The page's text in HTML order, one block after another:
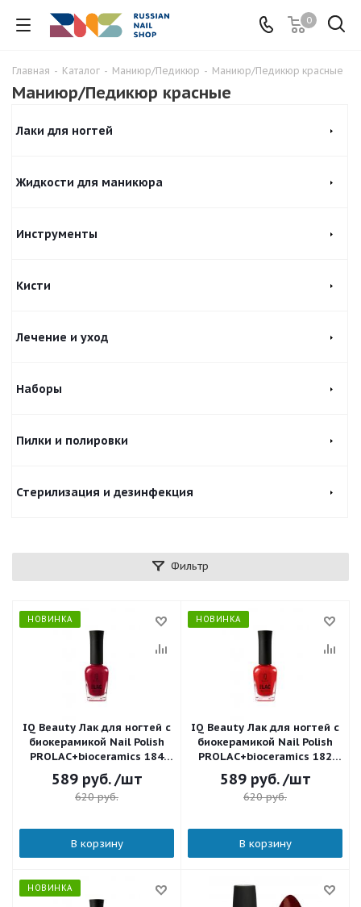
0
Главная - Каталог - Маниюр/Педикюр - Маниюр/Педикюр красные
Маниюр/Педикюр красные
Лаки для ногтей
Жидкости для маникюра
Инструменты
Кисти
Лечение и уход
Наборы
Пилки и полировки
Стерилизация и дезинфекция
Фильтр
НОВИНКА
IQ Beauty Лак для ногтей с
биокерамикой Nail Polish
PROLAC+bioceramics 184
Checkmate 12,5 мл.
589руб. /шт
620руб.
В корзину
НОВИНКА
IQ Beauty Лак для ногтей с
биокерамикой Nail Polish
PROLAC+bioceramics 182
Checkmate Go to red 12,5
мл.
589руб. /шт
620руб.
В корзину
НОВИНКА